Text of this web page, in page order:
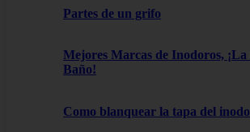
Partes de un grifo
Mejores Marcas de Inodoros,
Baño!
Como blanquear la tapa del